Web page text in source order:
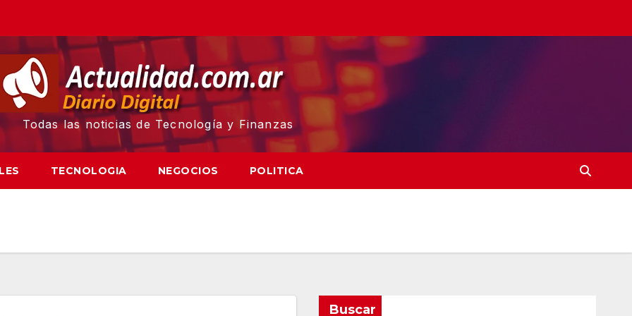
Todas las noticias de Tecnología y Finanzas
TECNOLOGIA NEGOCIOS POLITICA
Buscar